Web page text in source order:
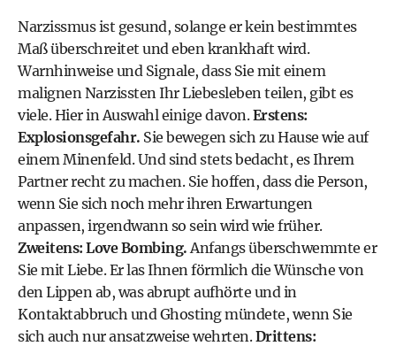
Narzissmus ist gesund, solange er kein bestimmtes
Maß überschreitet und eben krankhaft wird.
Warnhinweise und Signale, dass Sie mit einem
malignen Narzissten Ihr Liebesleben teilen, gibt es
viele. Hier in Auswahl einige davon.Erstens:
Explosionsgefahr. Sie bewegen sich zu Hause wie auf
einem Minenfeld. Und sind stets bedacht, es Ihrem
Partner recht zu machen. Sie hoffen, dass die Person,
wenn Sie sich noch mehr ihren Erwartungen
anpassen, irgendwann so sein wird wie früher.
Zweitens: Love Bombing.Anfangs überschwemmte er
Sie mit Liebe. Er las Ihnen förmlich die Wünsche von
den Lippen ab, was abrupt aufhörte und in
Kontaktabbruch und Ghosting mündete, wenn Sie
sich auch nur ansatzweise wehrten.Drittens: